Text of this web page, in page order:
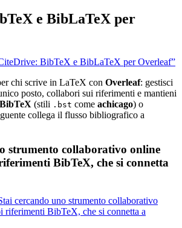
e BibLaTeX per
BibTeX e BibLaTeX per Overleaf”
chi scrive in LaTeX con Overleaf: gestisci
posto, collabori sui riferimenti e mantieni
BibTeX (stili .bst come achicago) o
collega il flusso bibliografico a
strumento collaborativo online
BibTeX, che si connetta
cercando uno strumento collaborativo
riferimenti BibTeX, che si connetta a